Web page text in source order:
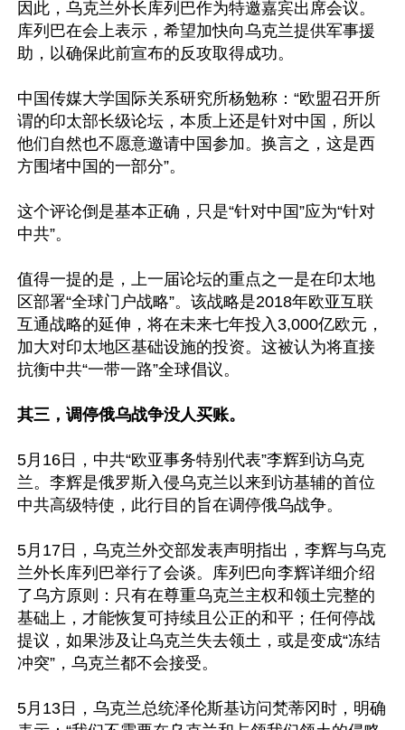
因此，乌克兰外长库列巴作为特邀嘉宾出席会议。
库列巴在会上表示，希望加快向乌克兰提供军事援
助，以确保此前宣布的反攻取得成功。
中国传媒大学国际关系研究所杨勉称：“欧盟召开所
谓的印太部长级论坛，本质上还是针对中国，所以
他们自然也不愿意邀请中国参加。换言之，这是西
方围堵中国的一部分”。
这个评论倒是基本正确，只是“针对中国”应为“针对
中共”。
值得一提的是，上一届论坛的重点之一是在印太地
区部署“全球门户战略”。该战略是2018年欧亚互联
互通战略的延伸，将在未来七年投入3,000亿欧元，
加大对印太地区基础设施的投资。这被认为将直接
抗衡中共“一带一路”全球倡议。
其三，调停俄乌战争没人买账。
5月16日，中共“欧亚事务特别代表”李辉到访乌克
兰。李辉是俄罗斯入侵乌克兰以来到访基辅的首位
中共高级特使，此行目的旨在调停俄乌战争。
5月17日，乌克兰外交部发表声明指出，李辉与乌克
兰外长库列巴举行了会谈。库列巴向李辉详细介绍
了乌方原则：只有在尊重乌克兰主权和领土完整的
基础上，才能恢复可持续且公正的和平；任何停战
提议，如果涉及让乌克兰失去领土，或是变成“冻结
冲突”，乌克兰都不会接受。
5月13日，乌克兰总统泽伦斯基访问梵蒂冈时，明确